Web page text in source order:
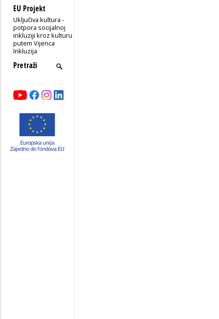
EU Projekt
Uključiva kultura -
potpora socijalnoj
inkluziji kroz kulturu
putem Vijenca
Inkluzija